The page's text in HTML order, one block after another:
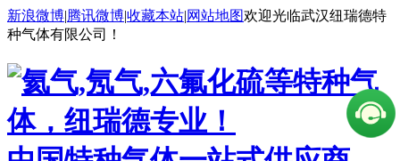
新浪微博|腾讯微博|收藏本站|网站地图欢迎光临武汉纽瑞德特
种气体有限公司！